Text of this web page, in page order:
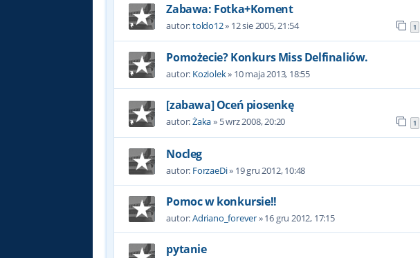
Zabawa: Fotka+Koment
autor:toldo12» 12 sie 2005, 21:54 1
Pomożecie? Konkurs Miss Delfinaliów.
autor: Koziolek» 10 maja 2013, 18:55
[zabawa] Oceń piosenkę
autor:Żaka» 5 wrz 2008, 20:20 1
Nocleg
autor: ForzaeDi» 19 gru 2012, 10:48
Pomoc w konkursie!!
autor:Adriano_forever»16 gru 2012, 17:15
pytanie